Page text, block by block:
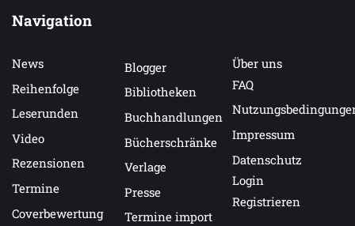
Navigation
News
Reihenfolge
Leserunden
Video
Rezensionen
Termine
Coverbewertung
Blogger
Bibliotheken
Buchhandlungen
Bücherschränke
Verlage
Presse
Termine import
Über uns
FAQ
Impressum
Datenschutz
Login
Registrieren